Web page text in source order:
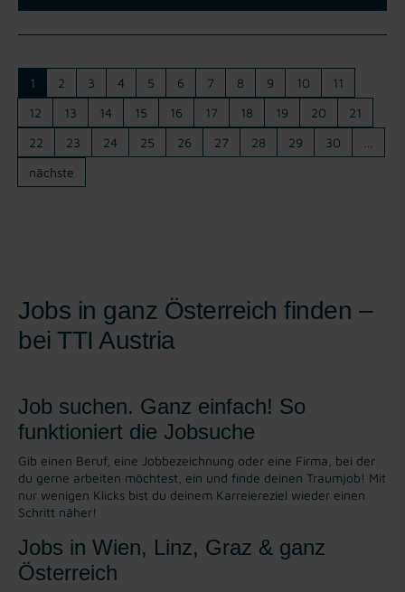
1 2 3 4 5 6 7 8 9 10
11
12
13 14 15 16 17 18 19 20
21
22
23 24 25 26 27 28 29 30
nächste
Jobs in ganz Österreich finden –
bei TTI Austria
Job suchen. Ganz einfach! So
funktioniert die Jobsuche
Gib einen Beruf, eine Jobbezeichnung oder eine Firma, bei der
du gerne arbeiten möchtest, ein und finde deinen Traumjob! Mit
nur wenigen Klicks bist du deinem Karreiereziel wieder einen
Schritt näher!
Jobs in Wien, Linz, Graz & ganz
Österreich